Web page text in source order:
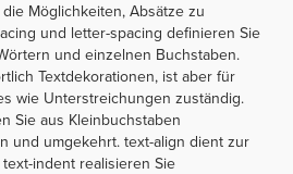
Möglichkeiten, Absätze zu
und letter-spacing definieren Sie
und einzelnen Buchstaben.
Textdekorationen, ist aber für
wie Unterstreichungen zuständig.
Sie aus Kleinbuchstaben
und umgekehrt. text-align dient zur
indent realisieren Sie